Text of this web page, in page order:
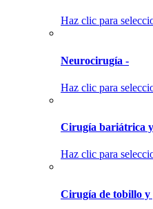
Haz clic para
Neurocirugía -
Haz clic para
Cirugía bariátrica
Haz clic para
Cirugía de tobillo y